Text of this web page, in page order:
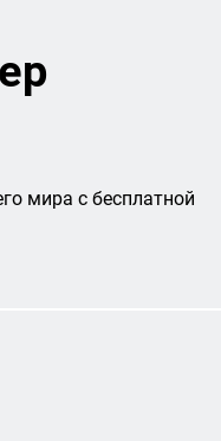
мира с бесплатной